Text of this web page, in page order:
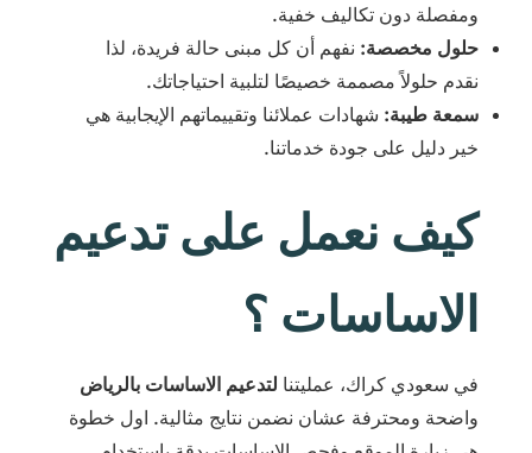
ومفصلة دون تكاليف خفية.
حلول مخصصة: نفهم أن كل مبنى حالة فريدة، لذا
نقدم حلولاً مصممة خصيصًا لتلبية احتياجاتك.
سمعة طيبة: شهادات عملائنا وتقييماتهم الإيجابية هي
خير دليل على جودة خدماتنا.
كيف نعمل على تدعيم
الاساسات ؟
في سعودي كراك، عمليتنا لتدعيم الاساسات بالرياض
واضحة ومحترفة عشان نضمن نتايج مثالية. اول خطوة